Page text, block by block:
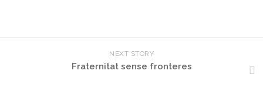
NEXT STORY
Fraternitat sense fronteres